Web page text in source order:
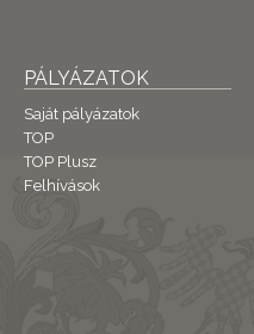
PÁLYÁZATOK
Saját pályázatok
TOP
TOP Plusz
Felhívások